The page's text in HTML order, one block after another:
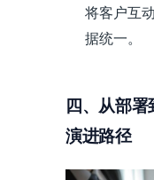
将客户互
据统一。
四、 从部署
演进路径